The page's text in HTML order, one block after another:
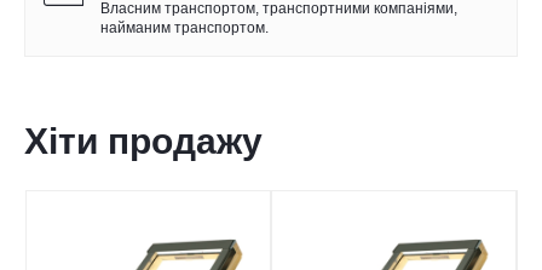
Власним транспортом, транспортними компаніями,
найманим транспортом.
Хіти продажу